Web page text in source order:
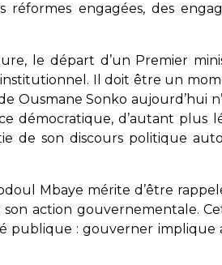
réformes engagées, des
le départ d’un Premier
Il doit être un
Ousmane Sonko aujourd’hui
démocratique, d’autant plus
de son discours politique
Mbaye mérite d’être
action gouvernementale.
publique : gouverner